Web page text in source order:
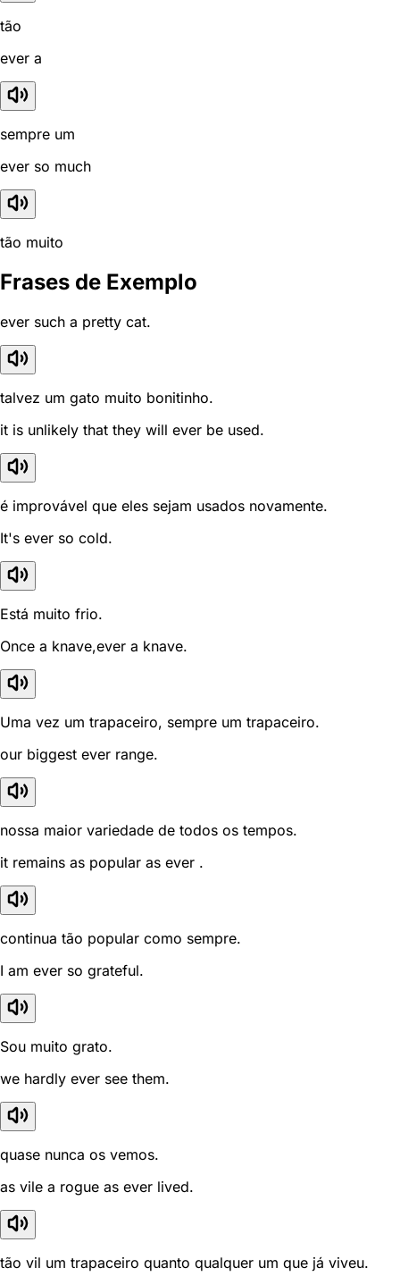
tão
ever a
sempre um
ever so much
tão muito
Frases de Exemplo
ever such a pretty cat.
talvez um gato muito bonitinho.
it is unlikely that they will ever be used.
é improvável que eles sejam usados novamente.
It's ever so cold.
Está muito frio.
Once a knave,ever a knave.
Uma vez um trapaceiro, sempre um trapaceiro.
our biggest ever range.
nossa maior variedade de todos os tempos.
it remains as popular as ever .
continua tão popular como sempre.
I am ever so grateful.
Sou muito grato.
we hardly ever see them.
quase nunca os vemos.
as vile a rogue as ever lived.
tão vil um trapaceiro quanto qualquer um que já viveu.